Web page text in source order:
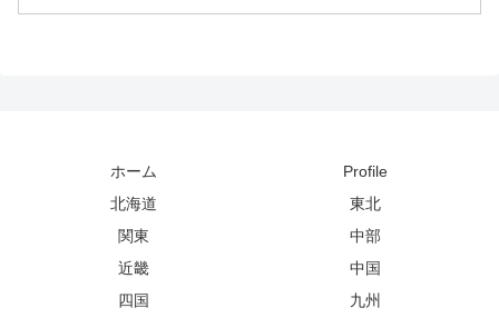
ホーム
Profile
北海道
東北
関東
中部
近畿
中国
四国
九州